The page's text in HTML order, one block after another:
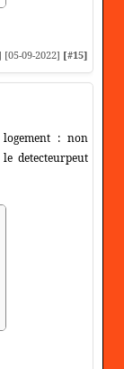
[05-09-2022] [#15]
: non
detecteurpeut